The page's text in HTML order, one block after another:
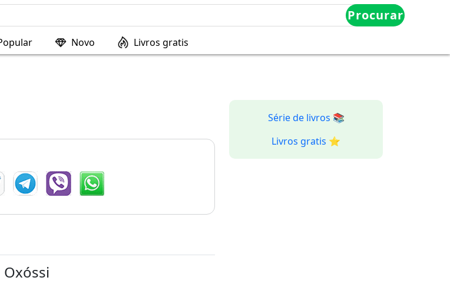
Procurar
Novo Livros gratis
Série de livros 📚
Livros gratis ⭐️